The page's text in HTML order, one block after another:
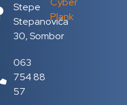
Stepe
Stepanovića
30, Sombor
063
754 88
57